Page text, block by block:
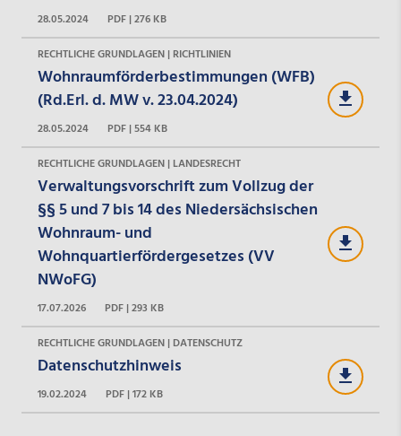
28.05.2024
PDF | 276 KB
RECHTLICHE GRUNDLAGEN | RICHTLINIEN
Wohnraumförderbestimmungen (WFB)
(Rd.Erl. d. MW v. 23.04.2024)
28.05.2024
PDF | 554 KB
RECHTLICHE GRUNDLAGEN | LANDESRECHT
Verwaltungsvorschrift zum Vollzug der
§§ 5 und 7 bis 14 des Niedersächsischen
Wohnraum- und
Wohnquartierfördergesetzes (VV
NWoFG)
17.07.2026
PDF | 293 KB
RECHTLICHE GRUNDLAGEN | DATENSCHUTZ
Datenschutzhinweis
19.02.2024 PDF | 172 KB